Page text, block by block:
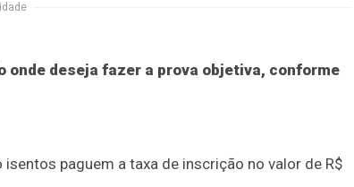
onde deseja fazer a prova objetiva, conforme
paguem a taxa de inscrição no valor de R$